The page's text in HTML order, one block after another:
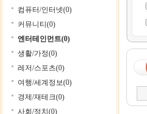
컴퓨터/인터넷(0)
커뮤니티(0)
엔터테인먼트(0)
생활/가정(0)
레저/스포츠(0)
여행/세계정보(0)
경제/재테크(0)
사회/정치(0)